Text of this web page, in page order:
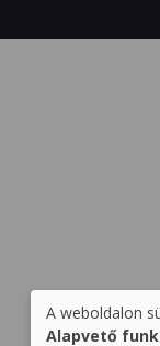
A weboldalon
Alapvető